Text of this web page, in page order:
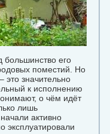
большинство его
поместий. Но
значительно
к исполнению
о чём идёт
лишь
активно
эксплуатировали